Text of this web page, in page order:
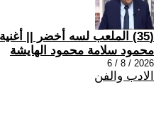
(35) الملعب لسه أخضر || أغنية
محمود سلامة محمود الهايشة
2026 / 8 / 6
الادب والفن